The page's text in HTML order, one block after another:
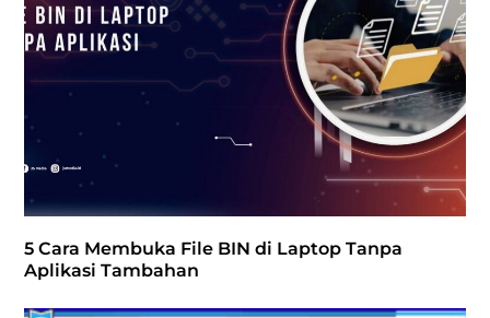
5 Cara Membuka File BIN di Laptop Tanpa
Aplikasi Tambahan